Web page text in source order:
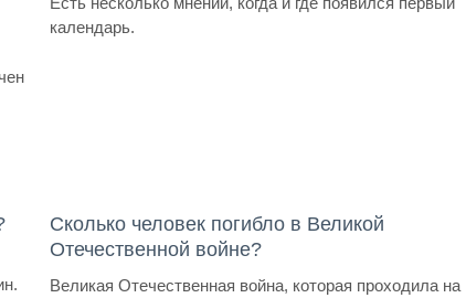
календарь.
Сколько человек погибло в Великой
Отечественной войне?
Великая Отечественная война, которая проходила на